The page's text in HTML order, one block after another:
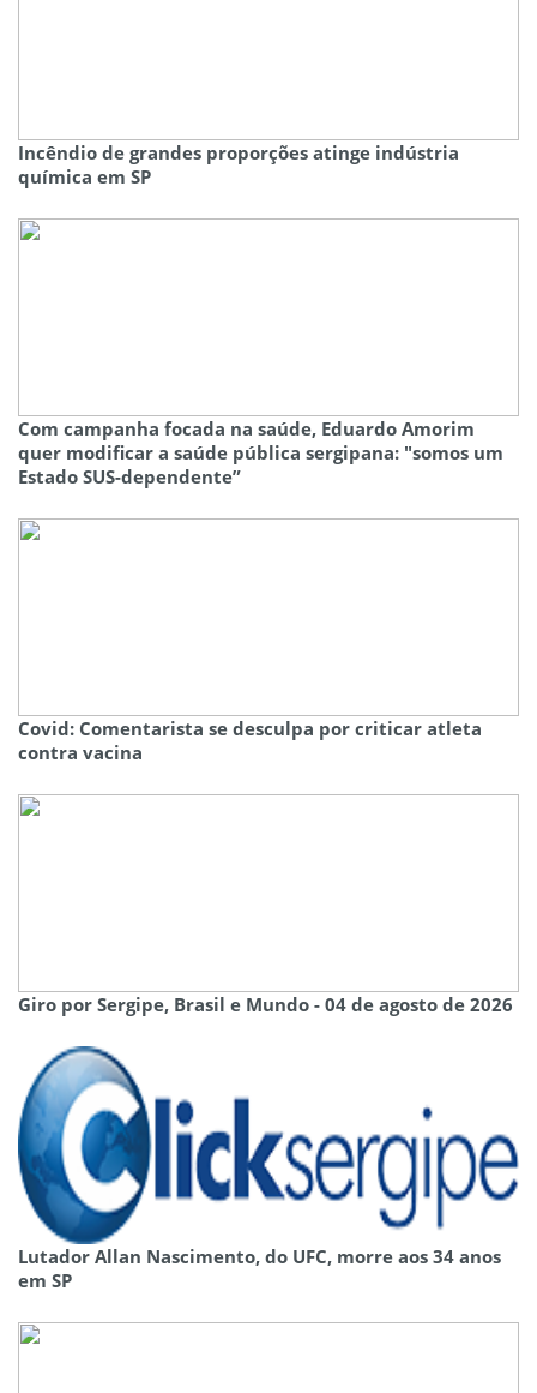
Incêndio de grandes proporções atinge indústria
química em SP
Com campanha focada na saúde, Eduardo Amorim
quer modificar a saúde pública sergipana: "somos um
Estado SUS-dependente”
Covid: Comentarista se desculpa por criticar atleta
contra vacina
Giro por Sergipe, Brasil e Mundo - 04 de agosto de 2026
Lutador Allan Nascimento, do UFC, morre aos 34 anos
em SP